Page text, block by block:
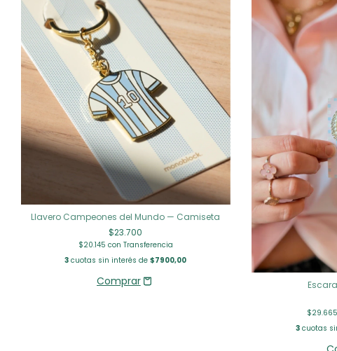
Llavero Campeones del Mundo — Camiseta
$23.700
$20.145 con Transferencia
3 cuotas sin interés de$7900,00
$29.665
3 cuotas